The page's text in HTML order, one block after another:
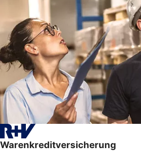
Warenkreditversicherung